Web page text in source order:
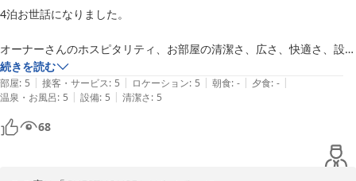
ざいます。快適にお過ごしいただけたとのお声は、日々の準備や手
にされていたWiFi環境につきましても、改善にお気づきいただきあ
りがとうございます。
再度お越しいただいたからこそのご感想をお寄せ
いただきお礼申し上げます。
またご都合が合いました際には、ぜひ皆さまで
4泊お世話になりました。
オーナーさんのホスピタリティ、お部屋の清潔さ、広さ、快適さ、設
備、全てにおいて大満足です✨✨
「我が家のように寛げる宿」、本当にその通りで、大変リラックスがで
きるお宿でした！！
また京都に遊びに行く際は、是非お世話になりたいです^_^
続きを読む
部屋: 5 | 接客・サービス: 5 | ロケーション: 5 | 朝食: - | 夕食: - |
温泉・お風呂: 5 | 設備: 5 | 清潔さ: 5
68